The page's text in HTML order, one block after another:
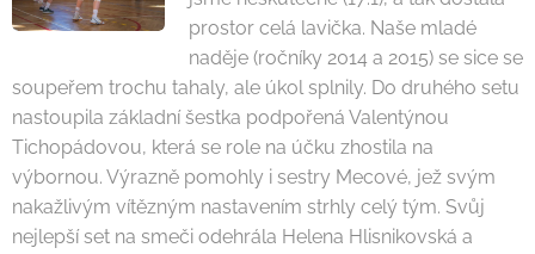
prostor celá lavička. Naše mladé
naděje (ročníky 2014 a 2015) se sice se
soupeřem trochu tahaly, ale úkol splnily. Do druhého setu
nastoupila základní šestka podpořená Valentýnou
Tichopádovou, která se role na účku zhostila na
výbornou. Výrazně pomohly i sestry Mecové, jež svým
nakažlivým vítězným nastavením strhly celý tým. Svůj
nejlepší set na smeči odehrála Helena Hlisnikovská a